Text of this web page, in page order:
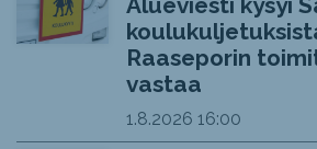
Raaseporin
vastaa
1.8.2026 16:00